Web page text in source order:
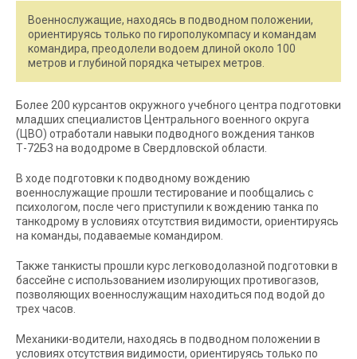
Военнослужащие, находясь в подводном положении,
ориентируясь только по гирополукомпасу и командам
командира, преодолели водоем длиной около 100
метров и глубиной порядка четырех метров.
Более 200 курсантов окружного учебного центра подготовки
младших специалистов Центрального военного округа
(ЦВО) отработали навыки подводного вождения танков
Т-72Б3 на вододроме в Свердловской области.
В ходе подготовки к подводному вождению
военнослужащие прошли тестирование и пообщались с
психологом, после чего приступили к вождению танка по
танкодрому в условиях отсутствия видимости, ориентируясь
на команды, подаваемые командиром.
Также танкисты прошли курс легководолазной подготовки в
бассейне с использованием изолирующих противогазов,
позволяющих военнослужащим находиться под водой до
трех часов.
Механики-водители, находясь в подводном положении в
условиях отсутствия видимости, ориентируясь только по